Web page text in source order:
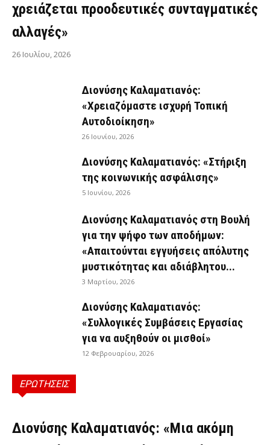
χρειάζεται προοδευτικές συνταγματικές
αλλαγές»
26 Ιουλίου, 2026
Διονύσης Καλαματιανός:
«Χρειαζόμαστε ισχυρή Τοπική
Αυτοδιοίκηση»
26 Ιουνίου, 2026
Διονύσης Καλαματιανός: «Στήριξη
της κοινωνικής ασφάλισης»
5 Ιουνίου, 2026
Διονύσης Καλαματιανός στη Βουλή
για την ψήφο των αποδήμων:
«Απαιτούνται εγγυήσεις απόλυτης
μυστικότητας και αδιάβλητου...
3 Μαρτίου, 2026
Διονύσης Καλαματιανός:
«Συλλογικές Συμβάσεις Εργασίας
για να αυξηθούν οι μισθοί»
12 Φεβρουαρίου, 2026
ΕΡΩΤΗΣΕΙΣ
ΕΡΩΤΉΣΕΙΣ
Διονύσης Καλαματιανός: «Μια ακόμη